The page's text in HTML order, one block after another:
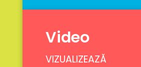
Video
VIZUALIZEAZĂ